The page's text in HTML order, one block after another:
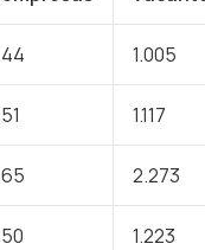
44 1.005
51 1.117
65 2.273
50 1.223